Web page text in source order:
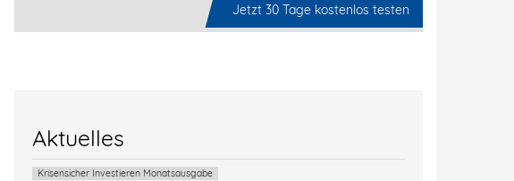
Jetzt 30 Tage kostenlos testen
Aktuelles
Krisensicher Investieren Monatsausgabe